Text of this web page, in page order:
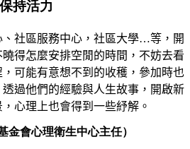
持活力
社區服務中心，社區大學…等，開
得怎麼安排空閒的時間，不妨去看
可能有意想不到的收穫，參加時也
過他們的經驗與人生故事，開啟新
心理上也會得到一些紓解。
金會心理衛生中心主任）